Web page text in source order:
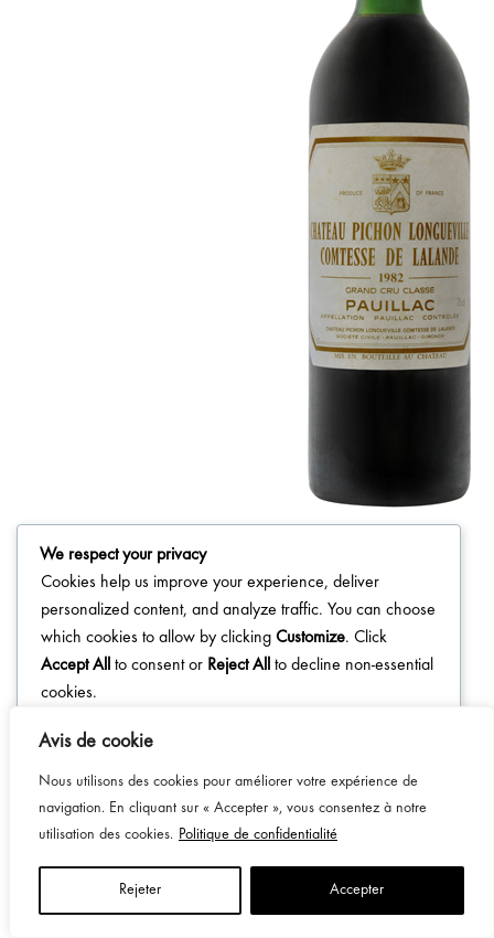
Avis de cookie
Nous utilisons des cookies pour améliorer votre expérience de
navigation. En cliquant sur « Accepter », vous consentez à notre
utilisation des cookies. Politique de confidentialité
Rejeter Accepter
We respect your privacy
Cookies help us improve your experience, deliver
personalized content, and analyze traffic. You can choose
which cookies to allow by clicking Customize. Click
Accept All to consent or Reject All to decline non-essential
cookies.
Reject All
Accept All